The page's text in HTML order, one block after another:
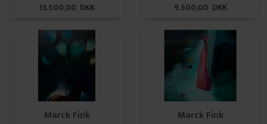
13.500,00 DKK 9.500,00 DKK
Marck Fink Marck Fink